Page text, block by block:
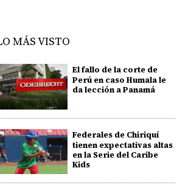
MÁS VISTO
El fallo de la corte de
Perú en caso Humala le
da lección a Panamá
Federales de Chiriquí
tienen expectativas altas
en la Serie del Caribe
Kids